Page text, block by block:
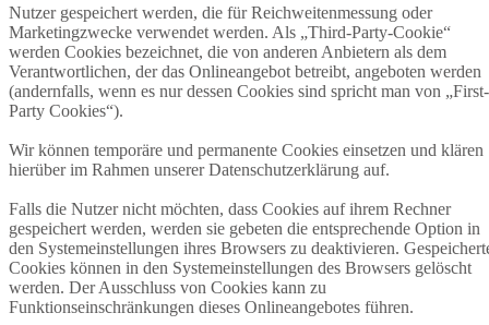
Nutzer gespeichert werden, die für Reichweitenmessung oder
Marketingzwecke verwendet werden. Als „Third-Party-Cookie“
werden Cookies bezeichnet, die von anderen Anbietern als dem
Verantwortlichen, der das Onlineangebot betreibt, angeboten werden
(andernfalls, wenn es nur dessen Cookies sind spricht man von „First-
Party Cookies“).
Wir können temporäre und permanente Cookies einsetzen und klären
hierüber im Rahmen unserer Datenschutzerklärung auf.
Falls die Nutzer nicht möchten, dass Cookies auf ihrem Rechner
gespeichert werden, werden sie gebeten die entsprechende Option in
den Systemeinstellungen ihres Browsers zu deaktivieren.
Cookies können in den Systemeinstellungen des Browsers gelöscht
werden. Der Ausschluss von Cookies kann zu
Funktionseinschränkungen dieses Onlineangebotes führen.